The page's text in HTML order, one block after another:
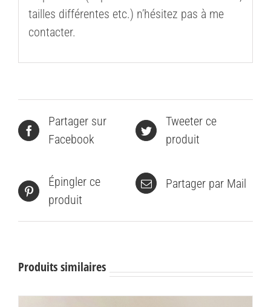
tailles différentes etc.) n’hésitez pas à me
contacter.
Partager sur
Facebook
Tweeter ce
produit
Épingler ce
produit
Partager par Mail
Produits similaires